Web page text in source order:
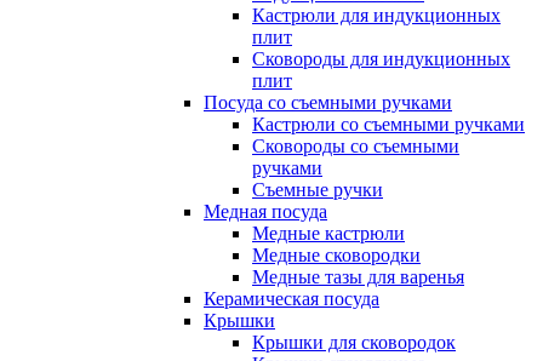
Кастрюли для индукционных
плит
Сковороды для индукционных
плит
Посуда со съемными ручками
Кастрюли со съемными ручками
Сковороды со съемными
ручками
Съемные ручки
Медная посуда
Медные кастрюли
Медные сковородки
Медные тазы для варенья
Керамическая посуда
Крышки
Крышки для сковородок